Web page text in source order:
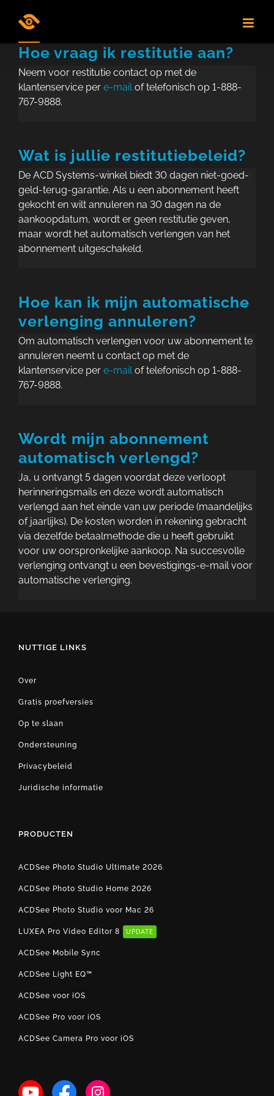
Hoe vraag ik restitutie aan?
Neem voor restitutie contact op met de
klantenservice per e-mailof telefonisch op 1-888-
767-9888.
Wat is jullie restitutiebeleid?
De ACD Systems-winkel biedt 30 dagen niet-goed-
geld-terug-garantie. Als u een abonnement heeft
gekocht en wilt annuleren na 30 dagen na de
aankoopdatum, wordt er geen restitutie geven,
maar wordt het automatisch verlengen van het
abonnement uitgeschakeld.
Hoe kan ik mijn automatische
verlenging annuleren?
Om automatisch verlengen voor uw abonnement te
annuleren neemt u contact op met de
klantenservice per e-mailof telefonisch op 1-888-
767-9888.
Wordt mijn abonnement
automatisch verlengd?
Ja, u ontvangt 5 dagen voordat deze verloopt
herinneringsmails en deze wordt automatisch
verlengd aan het einde van uw periode (maandelijks
of jaarlijks). De kosten worden in rekening gebracht
via dezelfde betaalmethode die u heeft gebruikt
voor uw oorspronkelijke aankoop. Na succesvolle
verlenging ontvangt u een bevestigings-e-mail voor
automatische verlenging.
NUTTIGE LINKS
Over
Gratis proefversies
Op te slaan
Ondersteuning
Privacybeleid
Juridische informatie
PRODUCTEN
ACDSee Photo Studio Ultimate 2026
ACDSee Photo Studio Home 2026
ACDSee Photo Studio voor Mac 26
LUXEA Pro Video Editor 8 UPDATE
ACDSee Mobile Sync
ACDSee Light EQ™
ACDSee voor iOS
ACDSee Pro voor iOS
ACDSee Camera Pro voor iOS